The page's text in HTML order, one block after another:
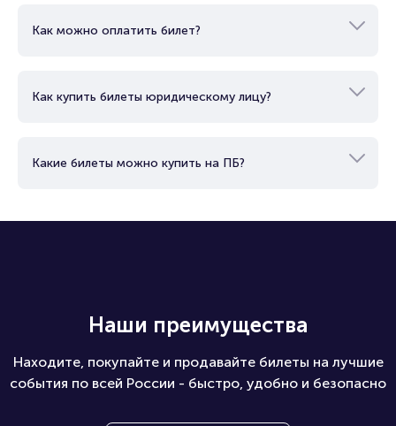
Как можно оплатить билет?
Как купить билеты юридическому лицу?
Какие билеты можно купить на ПБ?
Наши преимущества
Находите, покупайте и продавайте билеты на лучшие
события по всей России - быстро, удобно и безопасно